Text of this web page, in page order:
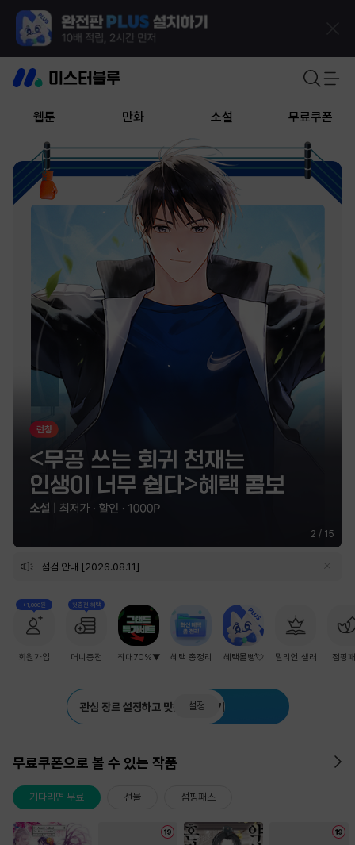
웹툰 만화 소설 무료쿠폰
2 / 15
점검 안내 [2026.08.11]
+1,000원
회원가입
첫충전 혜택
머니충전 최대70%▼ 혜택 총정리 혜택몰빵💘 밀리언 셀러 점핑
관심 장르 설정하고 맞춤 추천 받기
설정
무료쿠폰으로 볼 수 있는 작품
기다리면 무료 선물 점핑패스